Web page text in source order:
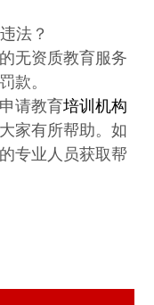
法？
无资质教育服务
款。
请教育培训机构
家有所帮助。如
专业人员获取帮